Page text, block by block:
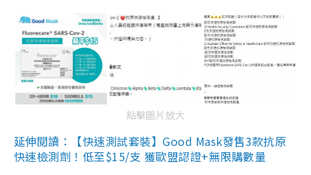
點擊圖片放大
延伸閱讀：【快速測試套裝】Good Mask發售3款抗原
快速檢測劑！低至$15/支 獲歐盟認證+無限購數量